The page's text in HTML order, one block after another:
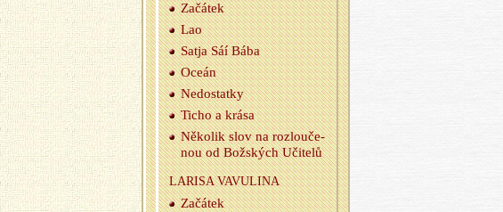
Za­čá­tek
Lao
Satja Sáí Bába
Oceán
Ne­do­stat­ky
Ticho a krása
Ně­ko­lik slov na roz­lou­če­
nou od Bož­ských Uči­te­lů
LA­RI­SA VA­VU­LI­NA
Za­čá­tek